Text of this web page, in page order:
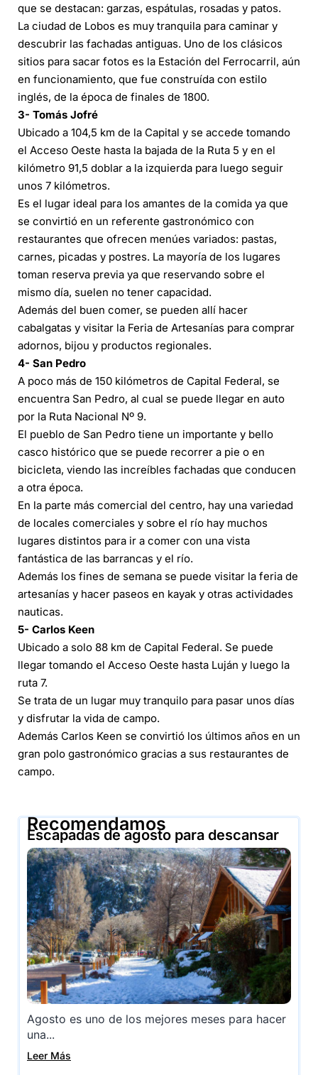
que se destacan: garzas, espátulas, rosadas y patos.
La ciudad de Lobos es muy tranquila para caminar y
descubrir las fachadas antiguas. Uno de los clásicos
sitios para sacar fotos es la Estación del Ferrocarril, aún
en funcionamiento, que fue construída con estilo
inglés, de la época de finales de 1800.
3- Tomás Jofré
Ubicado a 104,5 km de la Capital y se accede tomando
el Acceso Oeste hasta la bajada de la Ruta 5 y en el
kilómetro 91,5 doblar a la izquierda para luego seguir
unos 7 kilómetros.
Es el lugar ideal para los amantes de la comida ya que
se convirtió en un referente gastronómico con
restaurantes que ofrecen menúes variados: pastas,
carnes, picadas y postres. La mayoría de los lugares
toman reserva previa ya que reservando sobre el
mismo día, suelen no tener capacidad.
Además del buen comer, se pueden allí hacer
cabalgatas y visitar la Feria de Artesanías para comprar
adornos, bijou y productos regionales.
4- San Pedro
A poco más de 150 kilómetros de Capital Federal, se
encuentra San Pedro, al cual se puede llegar en auto
por la Ruta Nacional Nº 9.
El pueblo de San Pedro tiene un importante y bello
casco histórico que se puede recorrer a pie o en
bicicleta, viendo las increíbles fachadas que conducen
a otra época.
En la parte más comercial del centro, hay una variedad
de locales comerciales y sobre el río hay muchos
lugares distintos para ir a comer con una vista
fantástica de las barrancas y el río.
Además los fines de semana se puede visitar la feria de
artesanías y hacer paseos en kayak y otras actividades
nauticas.
5- Carlos Keen
Ubicado a solo 88 km de Capital Federal. Se puede
llegar tomando el Acceso Oeste hasta Luján y luego la
ruta 7.
Se trata de un lugar muy tranquilo para pasar unos días
y disfrutar la vida de campo.
Además Carlos Keen se convirtió los últimos años en un
gran polo gastronómico gracias a sus restaurantes de
campo.
Recomendamos
Escapadas de agosto para descansar
Agosto es uno de los mejores meses para hacer
una...
Leer Más